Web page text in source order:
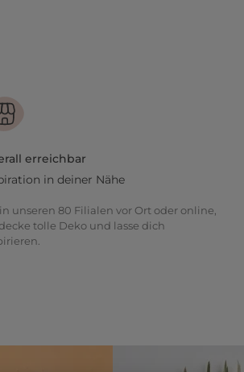
erreichbar
in deiner Nähe
unseren 80 Filialen vor Ort oder online,
tolle Deko und lasse dich